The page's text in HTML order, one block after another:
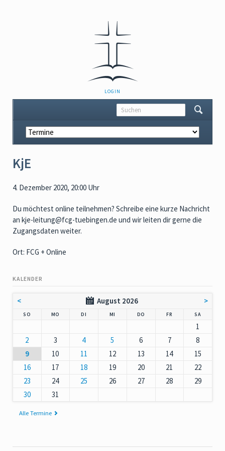
NAVIGATION
ÜBERSPRINGEN
LOGIN
Navigation
überspringen
KjE
4. Dezember 2020, 20:00 Uhr
Du möchtest online teilnehmen? Schreibe eine kurze Nachricht
an kje-leitung@fcg-tuebingen.de und wir leiten dir gerne die
Zugangsdaten weiter.
Ort: FCG + Online
KALENDER
< August 2026 >
SO MO DI MI DO NNERSTAG
FR SAMSTAG
1
2
3 4 5 6 7
8
9
10 11 12 13 14
15
16
17 18 19 20 21
22
23
24 25 26 27 28
29
30
31
Alle Termine